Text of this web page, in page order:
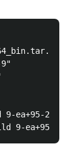
9"
ea+95-